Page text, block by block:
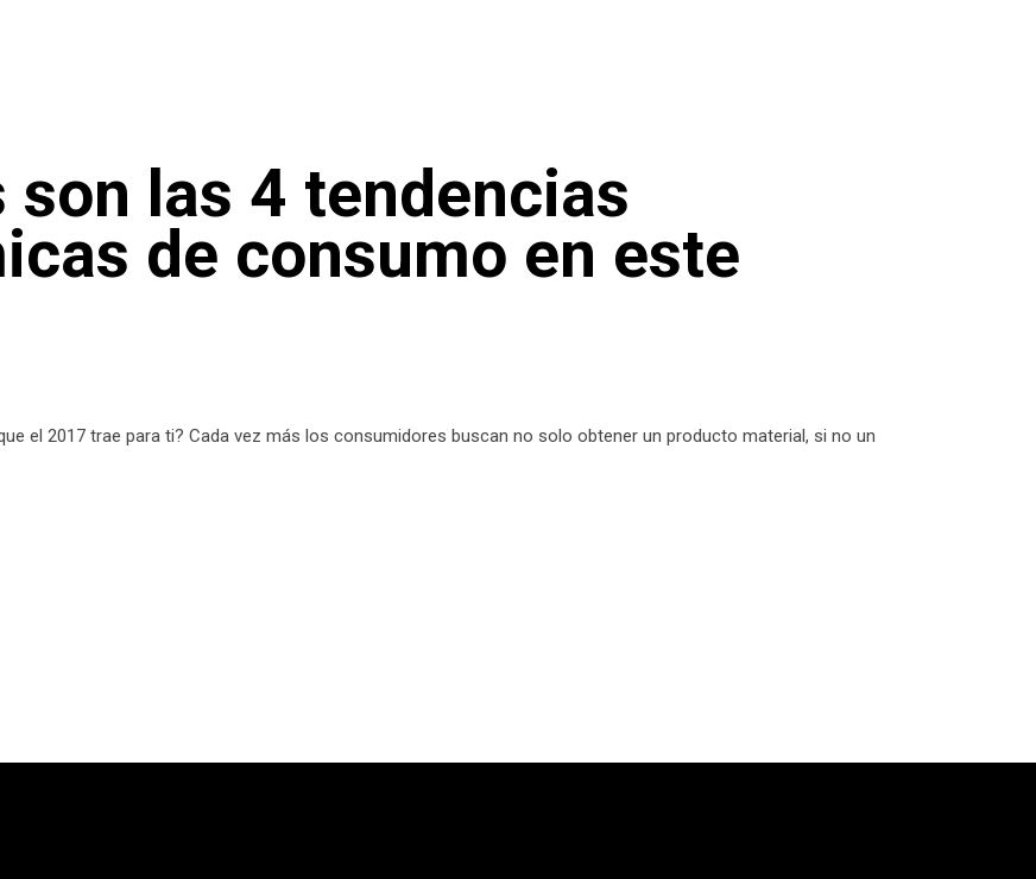
son las 4 tendencias
de consumo en este
el 2017 trae para ti? Cada vez más los consumidores buscan no solo obtener un producto material, si no un